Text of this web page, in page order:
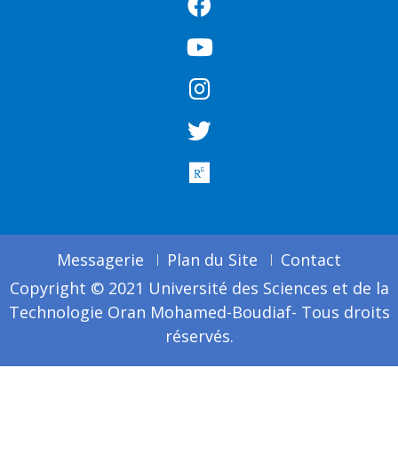
Messagerie Plan du Site
Contact
Copyright © 2021 Université des Sciences et de la
Technologie Oran Mohamed-Boudiaf- Tous droits
réservés.